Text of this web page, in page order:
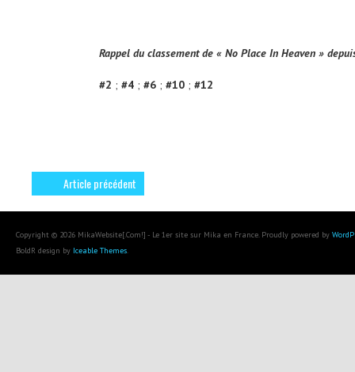
Rappel du classement de « No Place In Heaven »
#2 ; #4 ; #6 ; #10 ; #12
Article précédent
Copyright © 2026 MikaWebsite[.Com!] - Le 1er site sur Mika en France. Proudly powered by
BoldR design by Iceable Themes.